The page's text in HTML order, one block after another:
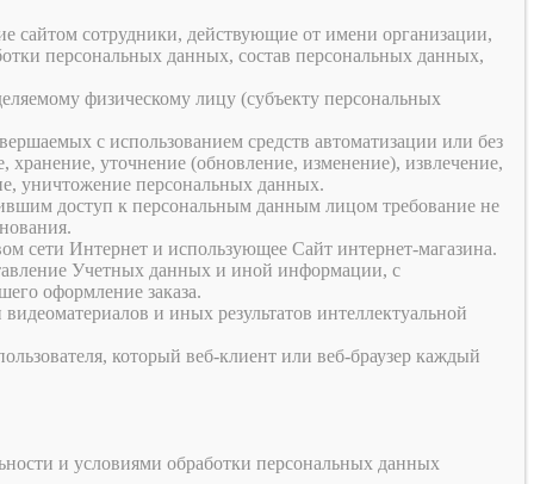
сайтом сотрудники, действующие от имени организации,
персональных данных, состав персональных данных,
физическому лицу (субъекту персональных
с использованием средств автоматизации или без
уточнение (обновление, изменение), извлечение,
уничтожение персональных данных.
доступ к персональным данным лицом требование не
сети Интернет и использующее Сайт интернет-магазина.
Учетных данных и иной информации, с
оформление заказа.
и иных результатов интеллектуальной
который веб-клиент или веб-браузер каждый
и условиями обработки персональных данных